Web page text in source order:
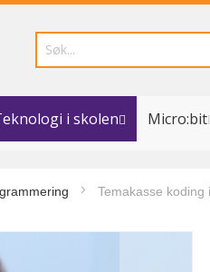
i skolen Micro:bit
Temakasse koding